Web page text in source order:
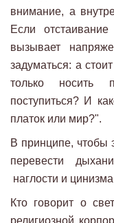
внимание, а
Если отстаивание
вызывает
задуматься: а
только носить
поступиться? И
платок или мир?".
В принципе, чтобы
перевести
наглости и
Кто говорит о
религиозной